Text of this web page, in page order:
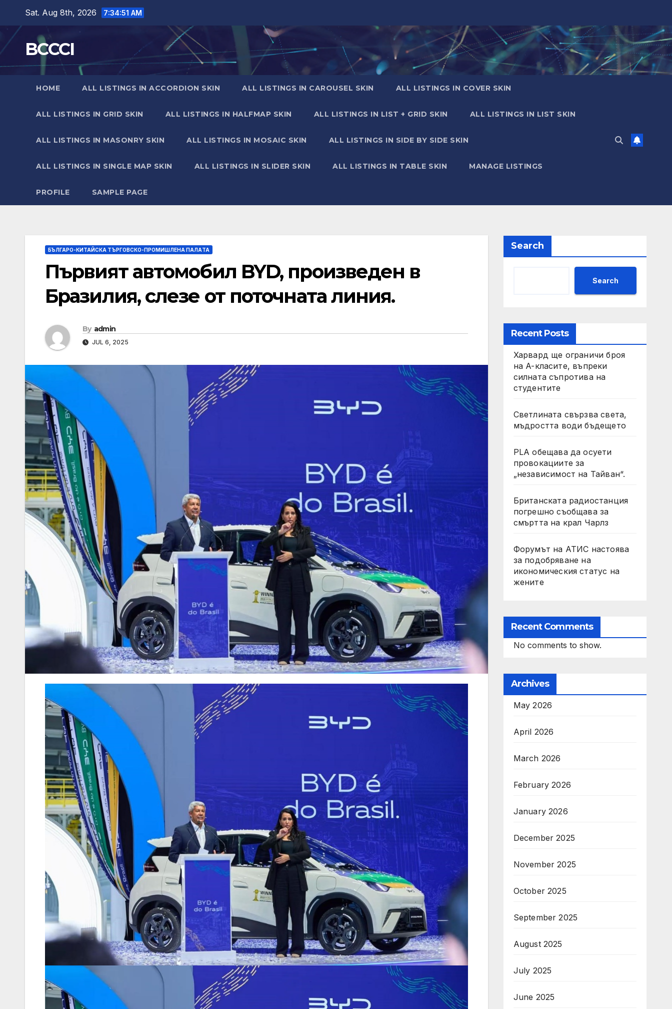
content
Sat. Aug 8th, 2026 7:34:52 AM
BCCCI
HOME ALL LISTINGS IN ACCORDION SKIN ALL LISTINGS IN CAROUSEL SKIN ALL LISTINGS IN COVER SKIN
ALL LISTINGS IN GRID SKIN ALL LISTINGS IN HALFMAP SKIN ALL LISTINGS IN LIST + GRID SKIN ALL LISTINGS IN LIST SKIN
ALL LISTINGS IN MASONRY SKIN ALL LISTINGS IN MOSAIC SKIN ALL LISTINGS IN SIDE BY SIDE SKIN
ALL LISTINGS IN SINGLE MAP SKIN ALL LISTINGS IN SLIDER SKIN ALL LISTINGS IN TABLE SKIN MANAGE LISTINGS
PROFILE SAMPLE PAGE
БЪЛГАРО-КИТАЙСКА ТЪРГОВСКО-ПРОМИШЛЕНА ПАЛAТА
Първият автомобил BYD, произведен в
Бразилия, слезе от поточната линия.
By admin
JUL 6, 2025
Search
Search
Recent Posts
Харвард ще ограничи броя
на A-класите, въпреки
силната съпротива на
студентите
Светлината свързва света,
мъдростта води бъдещето
PLA обещава да осуети
провокациите за
„независимост на Тайван“.
Британската радиостанция
погрешно съобщава за
смъртта на крал Чарлз
Форумът на АТИС настоява
за подобряване на
икономическия статус на
жените
Recent Comments
No comments to show.
Archives
May 2026
April 2026
March 2026
February 2026
January 2026
December 2025
November 2025
October 2025
September 2025
August 2025
July 2025
June 2025